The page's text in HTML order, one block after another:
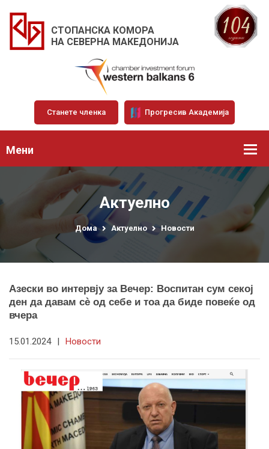
СТОПАНСКА КОМОРА
НА СЕВЕРНА МАКЕДОНИЈА
Станете членка Прогресив Академија
Мени
Актуелно
Дома Актуелно Новости
Азески во интервју за Вечер: Воспитан сум секој
ден да давам сè од себе и тоа да биде повеќе од
вчера
15.01.2024 | Новости